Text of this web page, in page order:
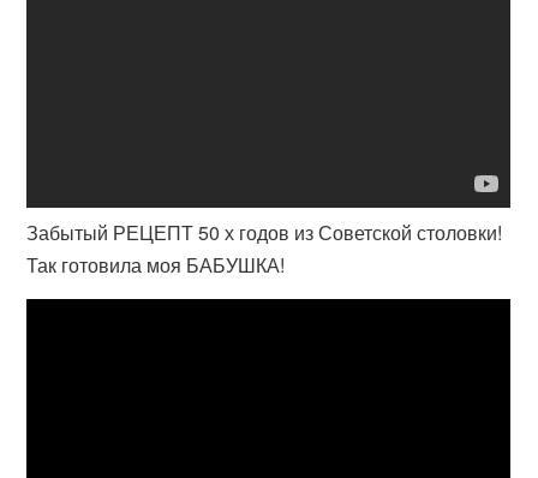
Забытый РЕЦЕПТ 50 х годов из Советской столовки!
Так готовила моя БАБУШКА!